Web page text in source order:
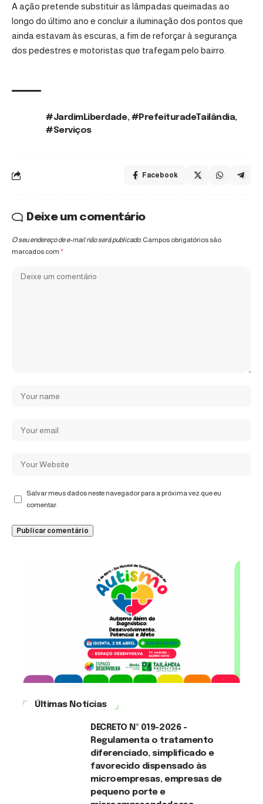
A ação pretende substituir as lâmpadas queimadas ao
longo do último ano e concluir a iluminação dos pontos que
ainda estavam às escuras, a fim de reforçar à segurança
dos pedestres e motoristas que trafegam pelo bairro.
#JardimLiberdade,#PrefeituradeTailândia,
#Serviços
Facebook
Deixe um comentário
O seu endereço de e-mail não será publicado. Campos obrigatórios são
marcados com *
Salvar meus dados neste navegador para a próxima vez que eu
comentar.
Últimas Notícias
DECRETO Nº 019-2026 -
Regulamenta o tratamento
diferenciado, simplificado e
favorecido dispensado às
microempresas, empresas de
pequeno porte e